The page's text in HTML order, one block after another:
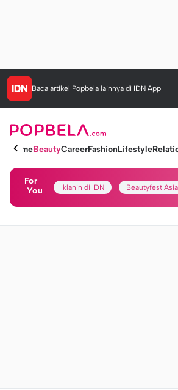
Baca artikel Popbela lainnya di IDN App
HomeBeautyCareerFashionLifestyle
For
You
Iklanin di IDN Beautyfest